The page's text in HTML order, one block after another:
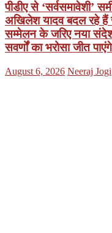
पीडीए से ‘सर्वसमावेशी’
अखिलेश यादव बदल रहे हैं
सम्मेलन के जरिए नया
सवर्णों का भरोसा जीत
Posted
August 6, 2026 Author
Neeraj Jogi